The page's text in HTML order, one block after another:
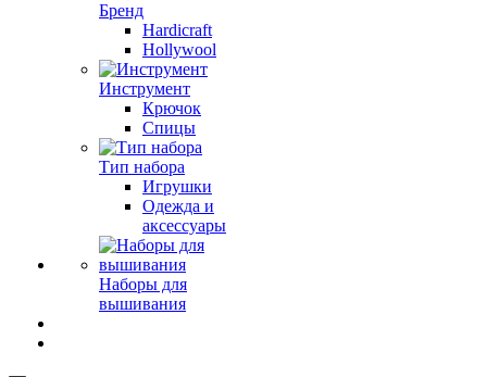
Бренд
Hardicraft
Hollywool
Инструмент
Крючок
Спицы
Тип набора
Игрушки
Одежда и
аксессуары
Наборы для
вышивания